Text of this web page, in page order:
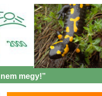
megy!”